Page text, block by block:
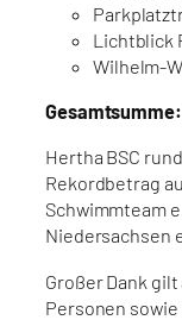
Lichtblick
Wilhelm-
Gesamtsumme:
Hertha BSC
Rekordbetrag
Schwimmteam
Niedersachsen
Großer Dank
Personen